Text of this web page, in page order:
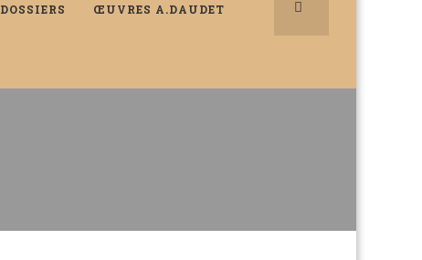
DOSSIERS ŒUVRES A.DAUDET